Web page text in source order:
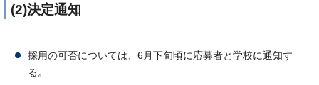
(2)決定通知
採用の可否については、6月下旬頃に応募者と学校に通知す
る。